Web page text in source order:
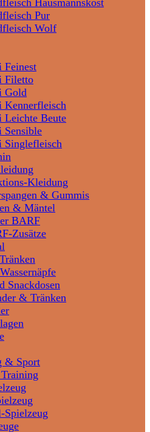
Hausmannskost
Pur
Wolf
Feinest
Filetto
Gold
Kennerfleisch
Leichte Beute
Sensible
Singlefleisch
Kleidung
& Gummis
& Mäntel
BARF
Zusätze
Snackdosen
& Tränken
& Sport